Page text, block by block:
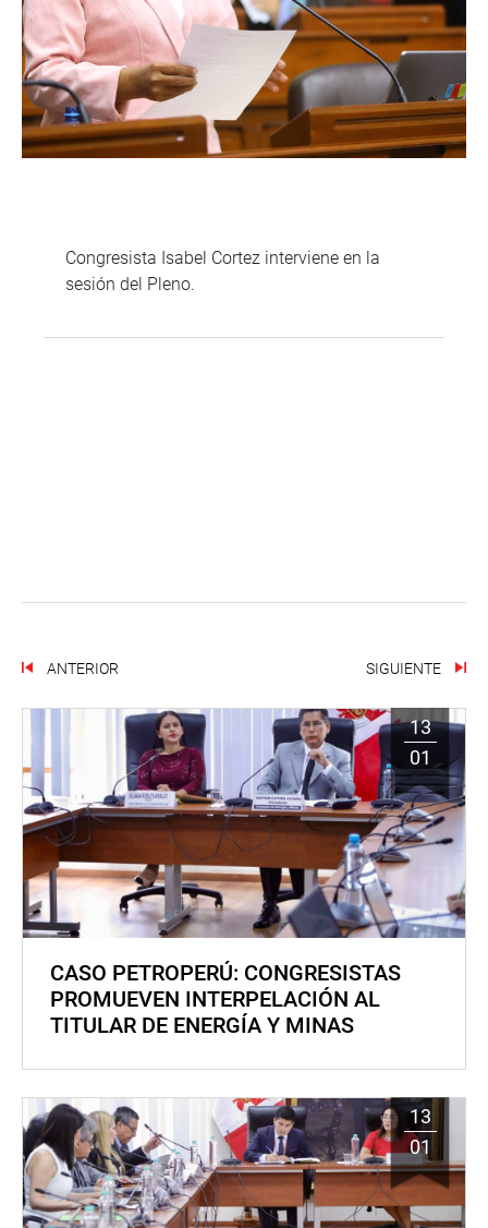
Congresista Isabel Cortez interviene en la
sesión del Pleno.
ANTERIOR SIGUIENTE
13
01
CASO PETROPERÚ: CONGRESISTAS
PROMUEVEN INTERPELACIÓN AL
TITULAR DE ENERGÍA Y MINAS
13
01